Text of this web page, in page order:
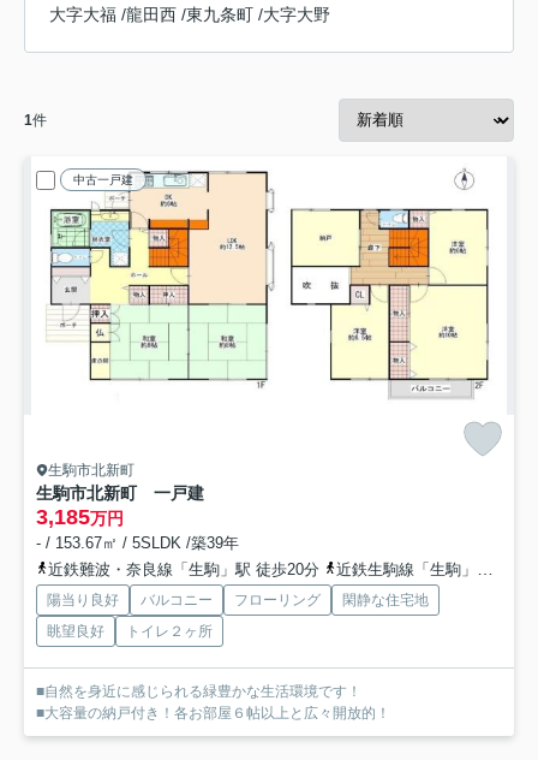
大字大福 /龍田西 /東九条町 /大字大野
1件
中古一戸建
生駒市北新町
生駒市北新町 一戸建
3,185万円
- / 153.67㎡ / 5SLDK /築39年
近鉄難波・奈良線「生駒」駅 徒歩20分
近鉄生駒線「生駒」駅 徒歩20分
陽当り良好 バルコニー フローリング
閑静な住宅地
眺望良好
トイレ２ヶ所
■自然を身近に感じられる緑豊かな生活環境です！
■大容量の納戸付き！各お部屋６帖以上と広々開放的！